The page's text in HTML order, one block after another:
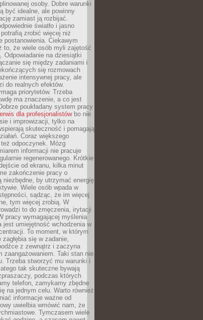
osoby. Dobre warunki
być idealne, ale powinny
zamiast ją rozbijać.
światło i jasno
zrobić więcej niż
postanowienia. Ciekawym
to, że wiele osób myli zajętość
Odpowiadanie na dziesiątki
się między zadaniami i
się rozmowach
intensywnej pracy, ale
do realnych efektów.
priorytetów. Trzeba
ma znaczenie, a co jest
poukładany system pracy
dla profesjonalistówbo nie
i improwizacji, tylko na
skuteczność i pomagają
Coraz większego
odpoczynek. Mózg
informacji nie pracuje
regenerowanego. Krótkie
od ekranu, kilka minut
zakończenie pracy o
niezbędne, by utrzymać energię
Wiele osób wpada w
sądząc, że im więcej
tym więcej zrobią. W
to do zmęczenia, irytacji
pracy wymagającej myślenia
jest umiejętność wchodzenia w
To moment, w którym
zagłębia się w zadanie,
z zewnątrz i zaczyna
zaangażowaniem. Taki stan nie
Trzeba stworzyć mu warunki i
tak skuteczne bywają
podczas których
telefon, zamykamy zbędne
na jednym celu. Warto również
informacje ważne od
uwielbia wmówić nam, że
Tymczasem wiele